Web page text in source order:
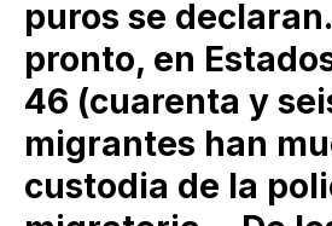
puros se
pronto, en
46 (cuarenta y
migrantes han
custodia de la